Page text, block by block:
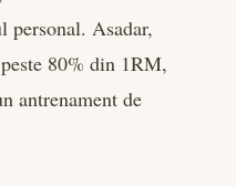
personal. Asadar,
80% din 1RM,
antrenament de